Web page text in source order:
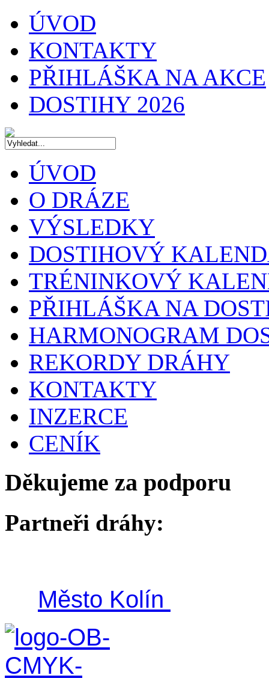
ÚVOD
KONTAKTY
PŘIHLÁŠKA NA AKCE
DOSTIHY 2026
ÚVOD
O DRÁZE
VÝSLEDKY
DOSTIHOVÝ
TRÉNINKOVÝ
PŘIHLÁŠKA NA
HARMONOGRAM
REKORDY DRÁHY
KONTAKTY
INZERCE
CENÍK
Děkujeme za podporu
Partneři dráhy:
Město Kolín